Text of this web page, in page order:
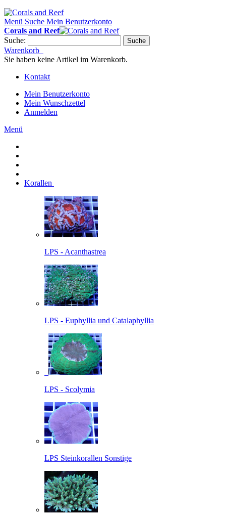
Menü Suche Mein Benutzerkonto
Corals and Reef
Suche:
Suche
Warenkorb
Sie haben keine Artikel im Warenkorb.
Kontakt
Mein Benutzerkonto
Mein Wunschzettel
Anmelden
Menü
Korallen
LPS - Acanthastrea
LPS - Euphyllia und Catalaphyllia
LPS - Scolymia
LPS Steinkorallen Sonstige